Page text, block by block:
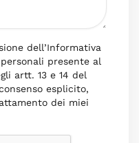
dell’Informativa
presente al
artt. 13 e 14 del
esplicito,
dei miei